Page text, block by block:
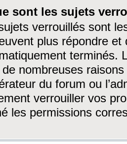
sont les sujets
verrouillés sont
plus répondre
terminés.
de nombreuses
du forum ou
verrouiller vos
les permissions